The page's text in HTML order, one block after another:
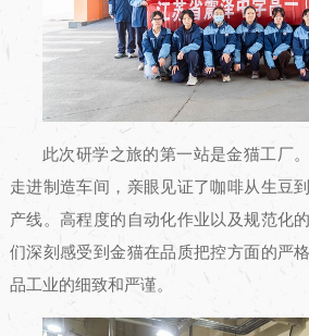
此次研学之旅的第一站是金猫工厂
走进制造车间，亲眼见证了咖啡从生豆
产线。高程度的自动化作业以及规范化
们深刻感受到金猫在品质把控方面的严
品工业的细致和严谨。